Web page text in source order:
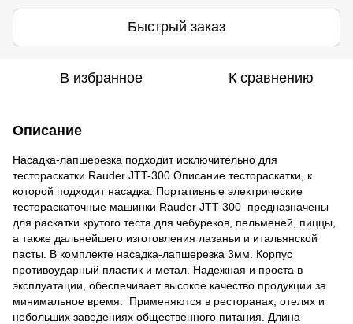
Быстрый заказ
В избранное К сравнению
Описание
Насадка-лапшерезка подходит исключительно для
тестораскатки Rauder JTT-300 Описание тестораскатки, к
которой подходит насадка: Портативные электрические
тестораскаточные машинки Rauder JTT-300 предназначены
для раскатки крутого теста для чебуреков, пельменей, пиццы,
а также дальнейшего изготовления лазаньи и итальянской
пасты. В комплекте насадка-лапшерезка 3мм. Корпус
противоударный пластик и метал. Надежная и проста в
эксплуатации, обеспечивает высокое качество продукции за
минимальное время. Применяются в ресторанах, отелях и
небольших заведениях общественного питания. Длина